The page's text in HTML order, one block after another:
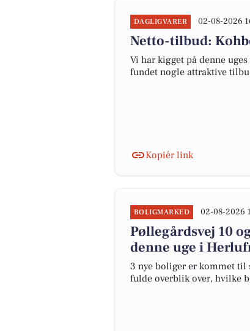
DAGLIGVARER 02-08-2026
Netto-tilbud:
Vi har kigget på denne
fundet nogle attraktive
Kopiér link
BOLIGMARKED 02-08-2026
Pøllegårdsvej 10
denne uge i
3 nye boliger er kommet til
fulde overblik over, hvilke